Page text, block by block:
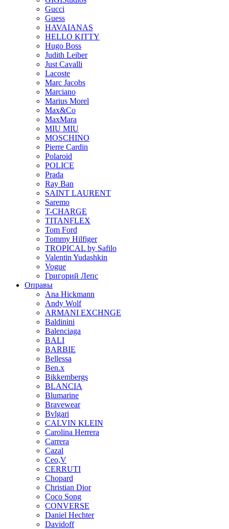
Gucci
Guess
HAVAIANAS
HELLO KITTY
Hugo Boss
Judith Leiber
Just Cavalli
Lacoste
Marc Jacobs
Marciano
Marius Morel
Max&Co
MaxMara
MIU MIU
MOSCHINO
Pierre Cardin
Polaroid
POLICE
Prada
Ray Ban
SAINT LAURENT
Saremo
T-CHARGE
TITANFLEX
Tom Ford
Tommy Hilfiger
TROPICAL by Safilo
Valentin Yudashkin
Vogue
Григорий Лепс
Оправы
Ana Hickmann
Andy Wolf
ARMANI EXCHNGE
Baldinini
Balenciaga
BALI
BARBIE
Bellessa
Ben.x
Bikkembergs
BLANCIA
Blumarine
Bravewear
Bvlgari
CALVIN KLEIN
Carolina Herrera
Carrera
Cazal
Ceo,V
CERRUTI
Chopard
Christian Dior
Coco Song
CONVERSE
Daniel Hechter
Davidoff